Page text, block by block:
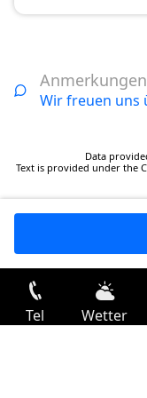
Wir freuen uns
Data
Text is provided under the
Tel Wetter